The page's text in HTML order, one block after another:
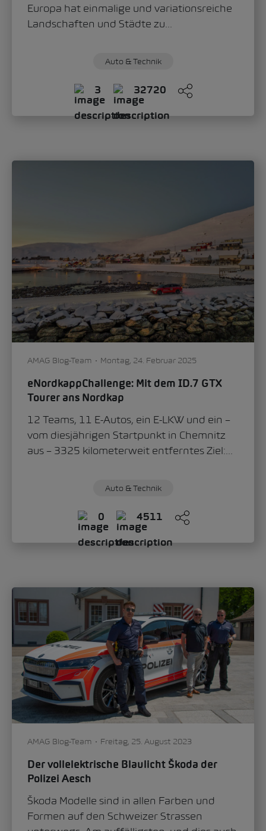
Donnerstag, 11. Juni 2026
„Modern Solid“: Wie der Škoda Epiq das
neue Gesicht der Marke definiert
Mit dem Škoda Epiq schlägt die Marke ein